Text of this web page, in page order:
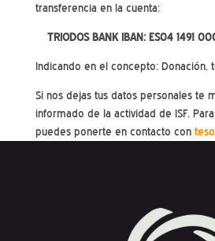
transferencia en la cuenta:
TRIODOS BANK IBAN: ES04 1491
Indicando en el concepto: Donación,
Si nos dejas tus datos personales te
informado de la actividad de ISF.
puedes ponerte en contacto con